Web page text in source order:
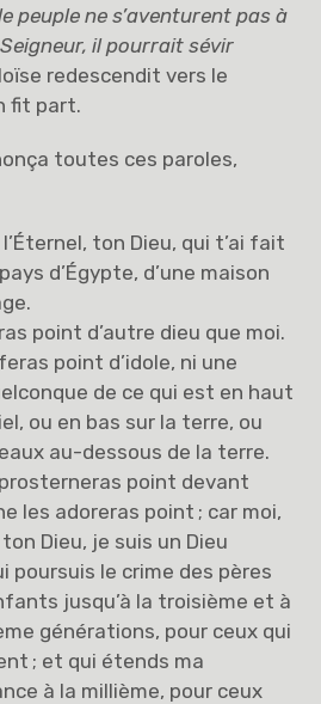
peuple ne s’aventurent pas à
il pourrait sévir
redescendit vers le
fit part.
toutes ces paroles,
ton Dieu, qui t’ai fait
d’Égypte, d’une maison
point d’autre dieu que moi.
point d’idole, ni une
de ce qui est en haut
ou en bas sur la terre, ou
au-dessous de la terre.
point devant
les adoreras point ; car moi,
ton Dieu, je suis un Dieu
poursuis le crime des pères
jusqu’à la troisième et à
générations, pour ceux qui
; et qui étends ma
à la millième, pour ceux